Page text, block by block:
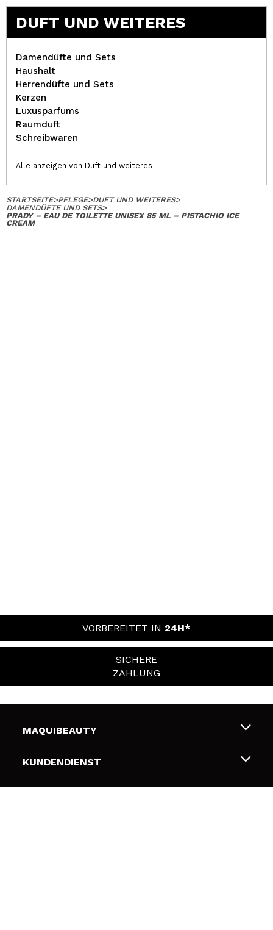
DUFT UND WEITERES
Damendüfte und Sets
Haushalt
Herrendüfte und Sets
Kerzen
Luxusparfums
Raumduft
Schreibwaren
Alle anzeigen von Duft und weiteres
STARTSEITE>PFLEGE>DUFT UND WEITERES>
DAMENDÜFTE UND SETS>
PRADY – EAU DE TOILETTE UNISEX 85 ML – PISTACHIO ICE
CREAM
VORBEREITET IN 24H*
SICHERE
ZAHLUNG
MAQUIBEAUTY
Über uns
KUNDENDIENST
Liefer- und Versandkosten